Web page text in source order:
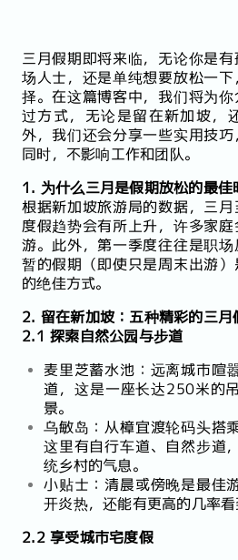
三月假期即将来临，无论你是
场人士，还是单纯想要放松一
择。在这篇博客中，我们将为
过方式，无论是留在新加坡，
外，我们还会分享一些实用技
同时，不影响工作和团队。
1. 为什么三月是假期放松的最佳
根据新加坡旅游局的数据，三
度假趋势会有所上升，许多家
游。此外，第一季度往往是职
暂的假期（即使只是周末出游
的绝佳方式。
2. 留在新加坡：五种精彩的三月
2.1 探索自然公园与步道
麦里芝蓄水池：远离城市喧
道，这是一座长达250米的
景。
乌敏岛：从樟宜渡轮码头搭
这里有自行车道、自然步道
统乡村的气息。
小贴士：清晨或傍晚是最佳
开炎热，还能有更高的几率看
2.2 享受城市宅度假